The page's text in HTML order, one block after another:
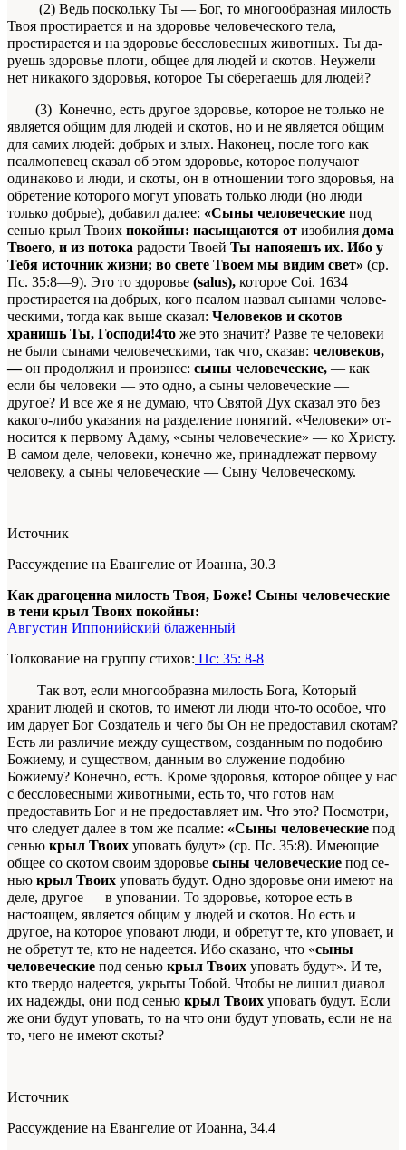
(2) Ведь поскольку Ты — Бог, то многообразная милость
Твоя прости­рается и на здоровье человеческого тела,
простира­ется и на здоровье бессловесных животных. Ты да­
руешь здоровье плоти, общее для людей и скотов. Неужели
нет никакого здоровья, которое Ты сбе­регаешь для людей?
(3) Конечно, есть другое здоровье, которое не только не
является общим для людей и скотов, но и не является общим
для самих людей: добрых и злых. Наконец, после того как
псалмопевец ска­зал об этом здоровье, которое получают
одинако­во и люди, и скоты, он в отношении того здоровья, на
обретение которого могут уповать только люди (но люди
только добрые), добавил далее: «Сыны че­ловеческие под
сенью крыл Твоих покойны: насыща­ются от изобилия дома
Твоего, и из потока радости Твоей Ты напояешъ их. Ибо у
Тебя источник жизни; во свете Твоем мы видим свет» (ср.
Пс. 35:8—9). Это то здоровье (salus), которое Coi. 1634
простирает­ся на добрых, кого псалом назвал сынами челове­
ческими, тогда как выше сказал: Человеков и скотов
хранишь Ты, Господи!4το же это значит? Разве те че­ловеки
не были сынами человеческими, так что, сказав: человеков,
—он продолжил и произнес: сыны человеческие, — как
если бы человеки — это одно, а сыны человеческие —
другое? И все же я не ду­маю, что Святой Дух сказал это без
какого-либо указания на разделение понятий. «Человеки» от­
носится к первому Адаму, «сыны человеческие» — ко Христу.
В самом деле, человеки, конечно же, принадлежат первому
человеку, а сыны человече­ские — Сыну Человеческому.
Источник
Рассуждение на Евангелие от Иоанна, 30.3
Как драгоценна милость Твоя, Боже! Сыны человеческие
в тени крыл Твоих покойны:
Августин Иппонийский блаженный
Толкование на группу стихов: Пс: 35: 8-8
Так вот, если многообразна милость Бога, Который
хранит людей и скотов, то имеют ли люди что-то особое, что
им дарует Бог Создатель и чего бы Он не предоставил скотам?
Есть ли различие между существом, созданным по подобию
Божи­ему, и существом, данным во служение подобию
Божиему? Конечно, есть. Кроме здоровья, которое общее у нас
с бессловесными животными, есть то, что готов нам
предоставить Бог и не предоставляет им. Что это? Посмотри,
что следует далее в том же псалме: «Сыны человеческие под
сенью крыл Твоих уповать будут» (ср. Пс. 35:8). Имеющие
общее со скотом своим здоровье сыны человеческие под се­
нью крыл Твоих уповать будут. Одно здоровье они имеют на
деле, другое — в уповании. То здоровье, которое есть в
настоящем, является общим у лю­дей и скотов. Но есть и
другое, на которое упова­ют люди, и обретут те, кто уповает, и
не обретут те, кто не надеется. Ибо сказано, что «сыны
человече­ские под сенью крыл Твоих уповать будут». И те,
кто твердо надеется, укрыты Тобой. Чтобы не лишил диавол
их надежды, они под сенью крыл Твоих упо­вать будут. Если
же они будут уповать, то на что они будут уповать, если не на
то, чего не имеют скоты?
Источник
Рассуждение на Евангелие от Иоанна, 34.4